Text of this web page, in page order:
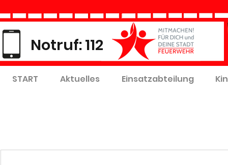
Notruf: 112
START Aktuelles Einsatzabteilung